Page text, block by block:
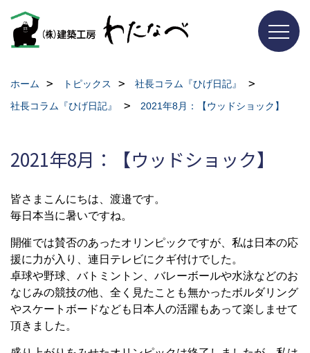
ホーム トピックス
社長コラム『ひげ日記』
社長コラム『ひげ日記』
2021年8月：【ウッドショック】
2021年8月：【ウッドショック】
皆さまこんにちは、渡邉です。
毎日本当に暑いですね。
開催では賛否のあったオリンピックですが、私は日本の応
援に力が入り、連日テレビにクギ付けでした。
卓球や野球、バトミントン、バレーボールや水泳などのお
なじみの競技の他、全く見たことも無かったボルダリング
やスケートボードなども日本人の活躍もあって楽しませて
頂きました。